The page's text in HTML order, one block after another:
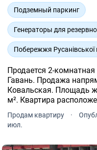
Подземный паркинг
Генераторы для
Побережжя Русанівської
Продается 2-
Гавань. Продажа
Ковальская. Площадь жилья данной планировки 86.1
м². Квартира расположена на 9 этаже 26-и этажного
Продам квартиру ·
июл.